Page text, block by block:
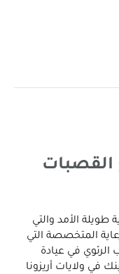
القصبات
الأمد والتي
المتخصصة التي
في عيادة
في ولايات أريزونا